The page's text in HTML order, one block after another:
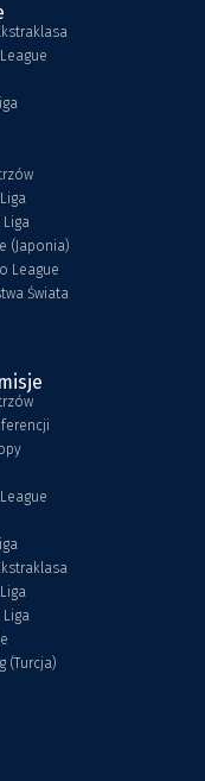
Liga
(Japonia)
League
Świata
Liga
(Turcja)